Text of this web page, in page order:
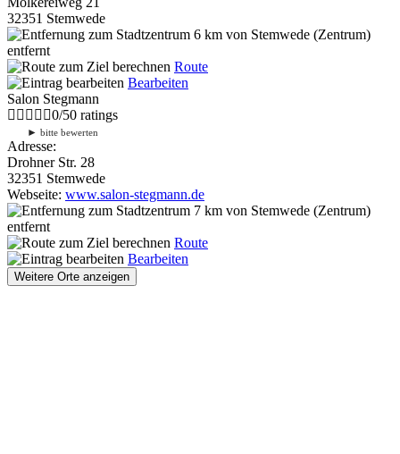
32351 Stemwede
6 km von Stemwede (Zentrum)
entfernt
Route
Bearbeiten
Salon Stegmann
0/50 ratings
► bitte bewerten
Adresse:
Drohner Str. 28
32351 Stemwede
Webseite: www.salon-stegmann.de
7 km von Stemwede (Zentrum)
entfernt
Route
Bearbeiten
Weitere Orte anzeigen